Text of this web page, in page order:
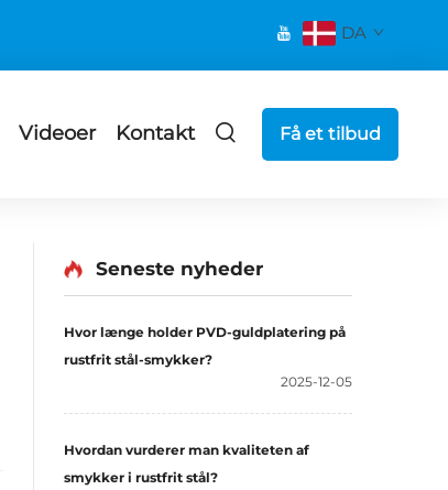
DA
Videoer Kontakt Få et tilbud
Seneste nyheder
Hvor længe holder PVD-guldplatering på
rustfrit stål-smykker?
2025-12-05
Hvordan vurderer man kvaliteten af
smykker i rustfrit stål?